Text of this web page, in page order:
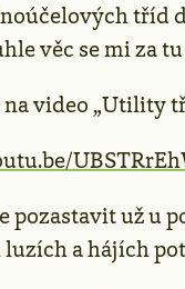
tříd
věc se mi za
na video „Utility
pozastavit už u
a hájích